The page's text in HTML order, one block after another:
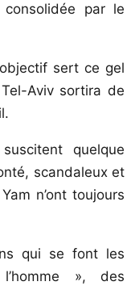
consolidée par le
sert ce gel
Aviv sortira de
quelque
scandaleux et
n’ont toujours
qui se font les
», des